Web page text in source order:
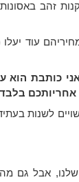
זהב
עוד
כותבת הוא
אחריותכם
לשנות
שלנו, אבל גם